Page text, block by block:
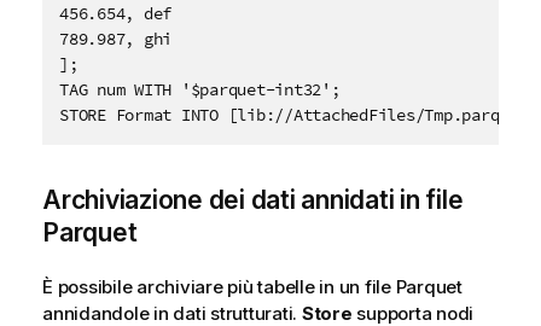
456.654, def
789.987, ghi
];
STORE Format INTO [lib://AttachedFiles/
Archiviazione dei dati annidati in file
Parquet
È possibile archiviare più tabelle in un file Parquet
annidandole in dati strutturati. Store supporta nodi